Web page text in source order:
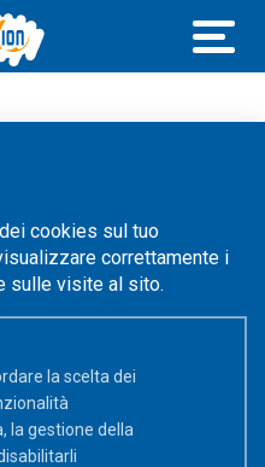
prendere
sul lavoro
si accumulano, è
con note scritte.
organizzato con note
tecnologia dell'inchiostro
in qualsiasi momento.
cookies sul tuo
correttamente i
sulle visite al sito.
la scelta dei
la gestione della